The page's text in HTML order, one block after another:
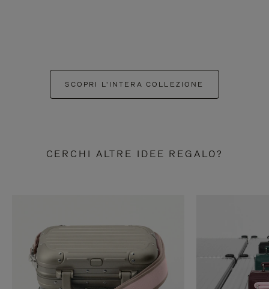
SCOPRI L'INTERA COLLEZIONE
CERCHI ALTRE IDEE REGALO?